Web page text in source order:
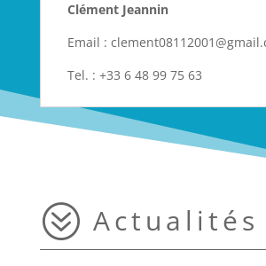
Clément Jeannin
Email :
Tel. : +33 6 48 99 75 63
? Actualités